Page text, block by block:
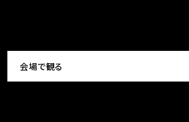
会場で観る